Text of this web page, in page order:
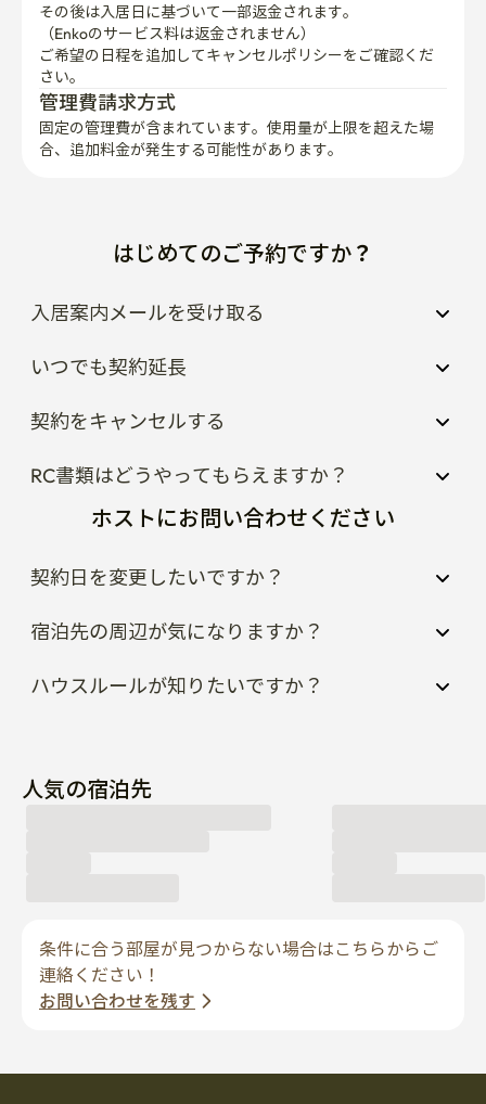
その後は入居日に基づいて一部返金されます。
（Enkoのサービス料は返金されません）
ご希望の日程を追加してキャンセルポリシーをご確認くだ
さい。
管理費請求方式
固定の管理費が含まれています。使用量が上限を超えた場
合、追加料金が発生する可能性があります。
はじめてのご予約ですか？
入居案内メールを受け取る
いつでも契約延長
契約をキャンセルする
RC書類はどうやってもらえますか？
ホストにお問い合わせください
契約日を変更したいですか？
宿泊先の周辺が気になりますか？
ハウスルールが知りたいですか？
人気の宿泊先
条件に合う部屋が見つからない場合はこちらからご
連絡ください！
お問い合わせを残す